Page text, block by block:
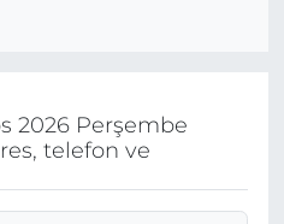
2026 Perşembe
telefon ve